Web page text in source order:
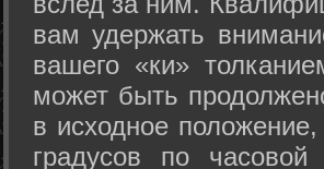
вам удержать
вашего «ки»
может быть
в исходное
градусов по